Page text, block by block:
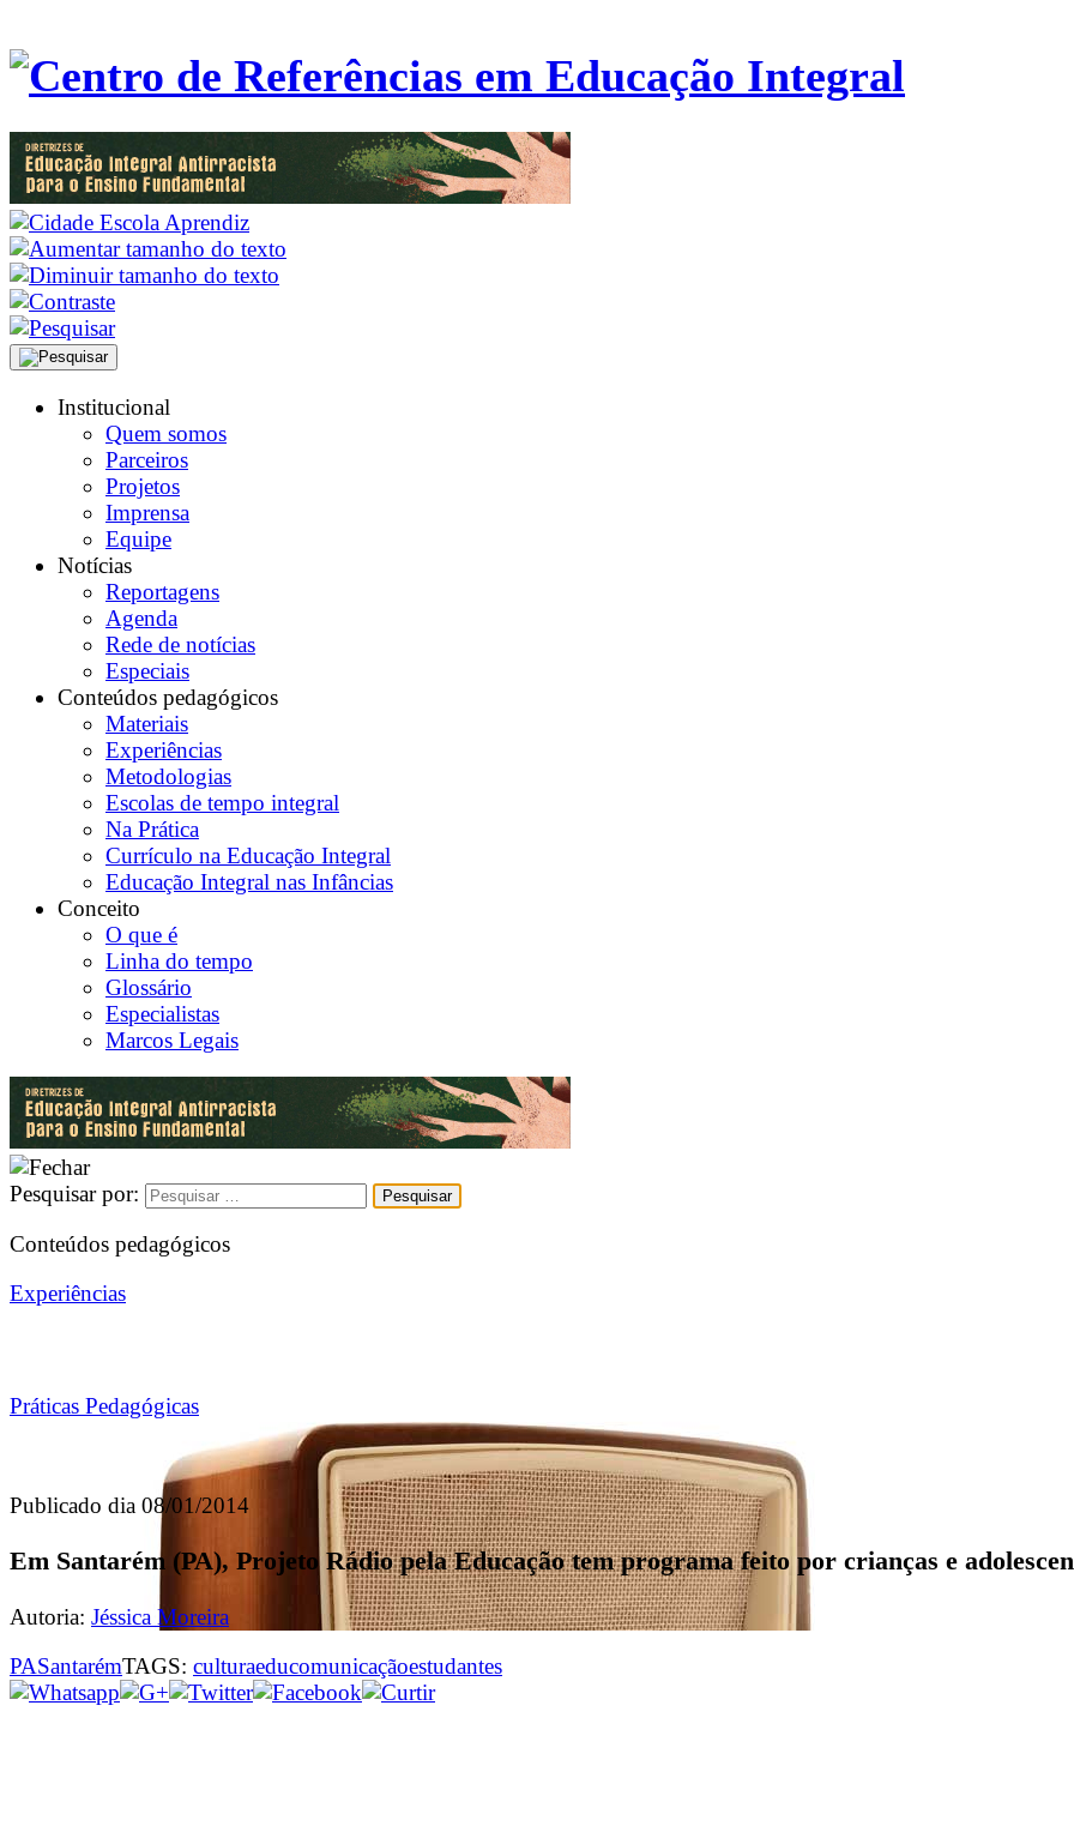
Institucional
Quem somos
Parceiros
Projetos
Imprensa
Equipe
Notícias
Reportagens
Agenda
Rede de notícias
Especiais
Conteúdos pedagógicos
Materiais
Experiências
Metodologias
Escolas de tempo integral
Na Prática
Currículo na Educação Integral
Educação Integral nas Infâncias
Conceito
O que é
Linha do tempo
Glossário
Especialistas
Marcos Legais
Pesquisar por:
Conteúdos pedagógicos
Experiências
Práticas Pedagógicas
Publicado dia 08/01/2014
Em Santarém (PA), Projeto Rádio pela Educação tem programa feito por crianças e
Autoria: Jéssica Moreira
PASantarémTAGS: culturaeducomunicaçãoestudantes